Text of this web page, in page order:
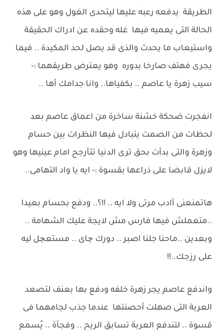
الطريقة يدفعه رعبه عليها ليتحدى الغول وهو على هذه
الحالة التى يعميه فيها غله وحقده عن ادراك الحقيقة
واستيعاب ما يحدث والذى قد يصل لحد المكيدة .. فيما
يجرى فهتف صارخا بدوره وهو يعترض طريقهما :-
سيب زهرة يا عاصم .. بكفياها.. وانا جدامك أها ..
انفجرت ضحكة خشنة ساخرة من اعماق عاصم بعد
لحظات من الصمت يتبادل فيها النظرات بين حسام
وزهرة والتى بدأت بحق ترى الدنيا تتأرجح امام عينيها وهو
لايزل قابضا على ذراعها بقسوة :- ايه يا واد التهامى..
هاتمنعنى أادب مرتى ولا ايه .. !!؟.. ودفع بحسام بعيدا
..متعملش فيها فارس مش لايجة عليك الشهامة ..
وبعدين ..ماحنا جلنا اصبر .. دورك چاى .. مستعچل ليه
على رزجك..!!
واندفع عاصم يجر زهرة خلفه ودفع بها بعنف لتصعد
العربة التى صهلت أحصنتها عندما جذب لجامهما فى
قسوة .. لتندفع العربة تسابق الريح .. وفجأة .. يُسمع